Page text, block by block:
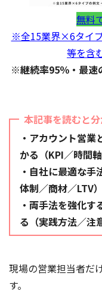
無料
※全15業界×6タイ
等を含
※継続率95％・最速
本記事を読むと
・アカウント営
かる（KPI／時間
・自社に最適な
体制／商材／LTV）
・両手法を強化
る（実践方法／注
現場の営業担当者だ
す。